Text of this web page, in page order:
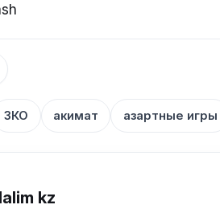
ЗКО акимат азартные игры
kz